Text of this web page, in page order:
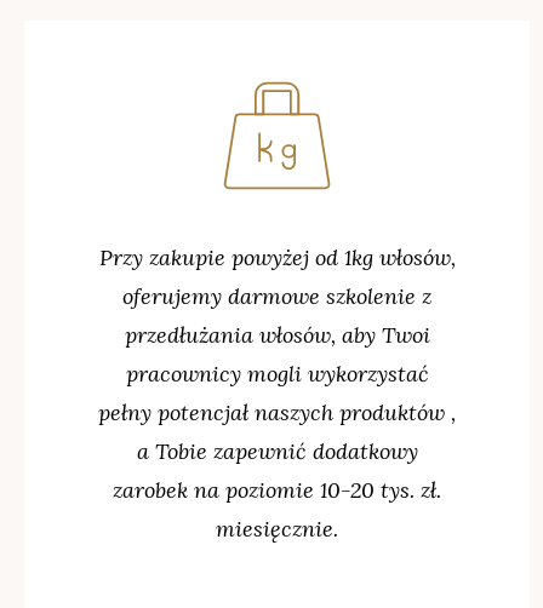
Przy zakupie powyżej od 1kg włosów,
oferujemy darmowe szkolenie z
przedłużania włosów, aby Twoi
pracownicy mogli wykorzystać
pełny potencjał naszych produktów ,
a Tobie zapewnić dodatkowy
zarobek na poziomie 10-20 tys. zł.
miesięcznie.